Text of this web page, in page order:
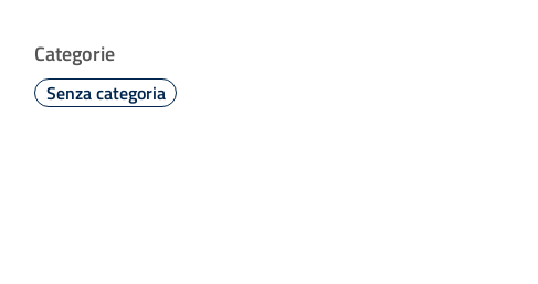
Categorie
Senza categoria